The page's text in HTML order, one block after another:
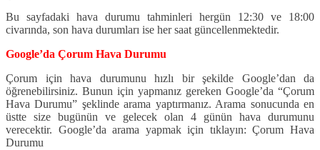
Bu sayfadaki hava durumu tahminleri hergün 12:30 ve 18:00
civarında, son hava durumları ise her saat güncellenmektedir.
Google’da Çorum Hava Durumu
Çorum için hava durumunu hızlı bir şekilde Google’dan da
öğrenebilirsiniz. Bunun için yapmanız gereken Google’da “Çorum
Hava Durumu” şeklinde arama yaptırmanız. Arama sonucunda en
üstte size bugünün ve gelecek olan 4 günün hava durumunu
verecektir. Google’da arama yapmak için tıklayın: Çorum Hava
Durumu